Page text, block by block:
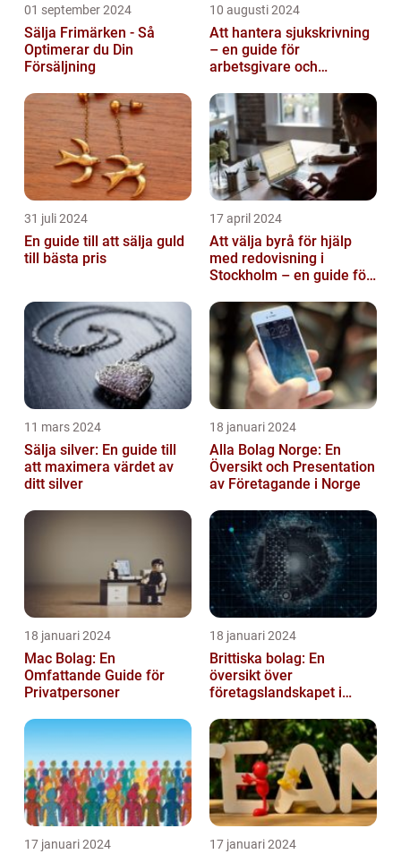
01 september 2024
Sälja Frimärken - Så
Optimerar du Din
Försäljning
10 augusti 2024
Att hantera sjukskrivning
– en guide för
arbetsgivare och
31 juli 2024
En guide till att sälja guld
till bästa pris
17 april 2024
Att välja byrå för hjälp
med redovisning i
Stockholm – en guide för
11 mars 2024
Sälja silver: En guide till
att maximera värdet av
ditt silver
18 januari 2024
Alla Bolag Norge: En
Översikt och Presentation
av Företagande i Norge
18 januari 2024
Mac Bolag: En
Omfattande Guide för
Privatpersoner
18 januari 2024
Brittiska bolag: En
översikt över
företagslandskapet i
17 januari 2024 17 januari 2024